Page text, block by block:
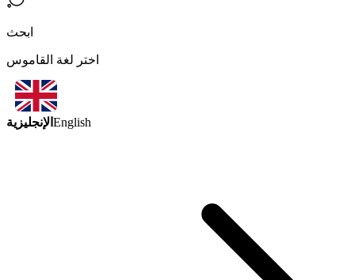
ابحث
اختر لغة القاموس
الإنجليزية English